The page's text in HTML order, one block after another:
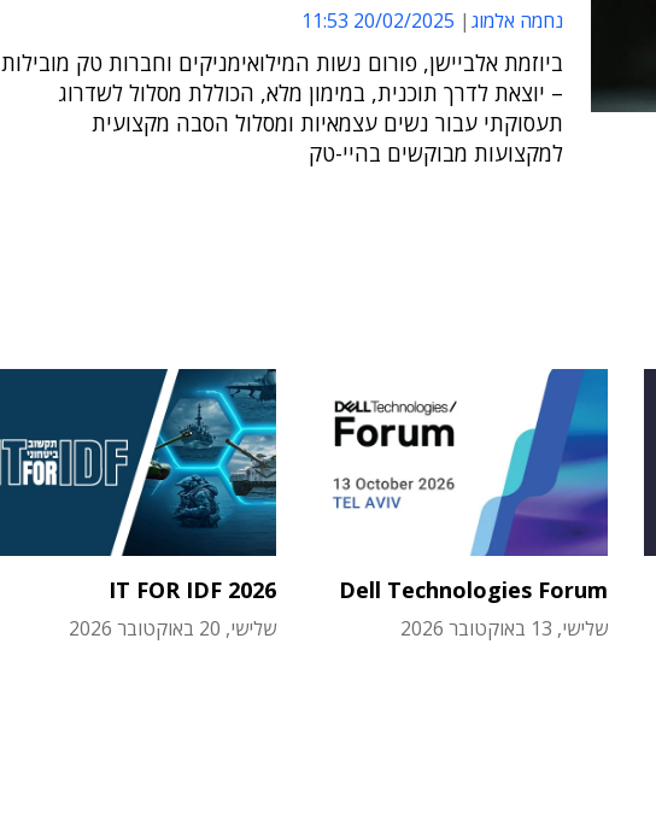
נחמה אלמוג 20/02/2025 11:53
ביוזמת אלביישן, פורום נשות המילואימניקים וחברות טק מובילות
– יוצאת לדרך תוכנית, במימון מלא, הכוללת מסלול לשדרוג
תעסוקתי עבור נשים עצמאיות ומסלול הסבה מקצועית
למקצועות מבוקשים בהיי-טק
Dell Technologies Forum
שלישי, 13 באוקטובר 2026
IT FOR IDF 2026
שלישי, 20 באוקטובר 2026